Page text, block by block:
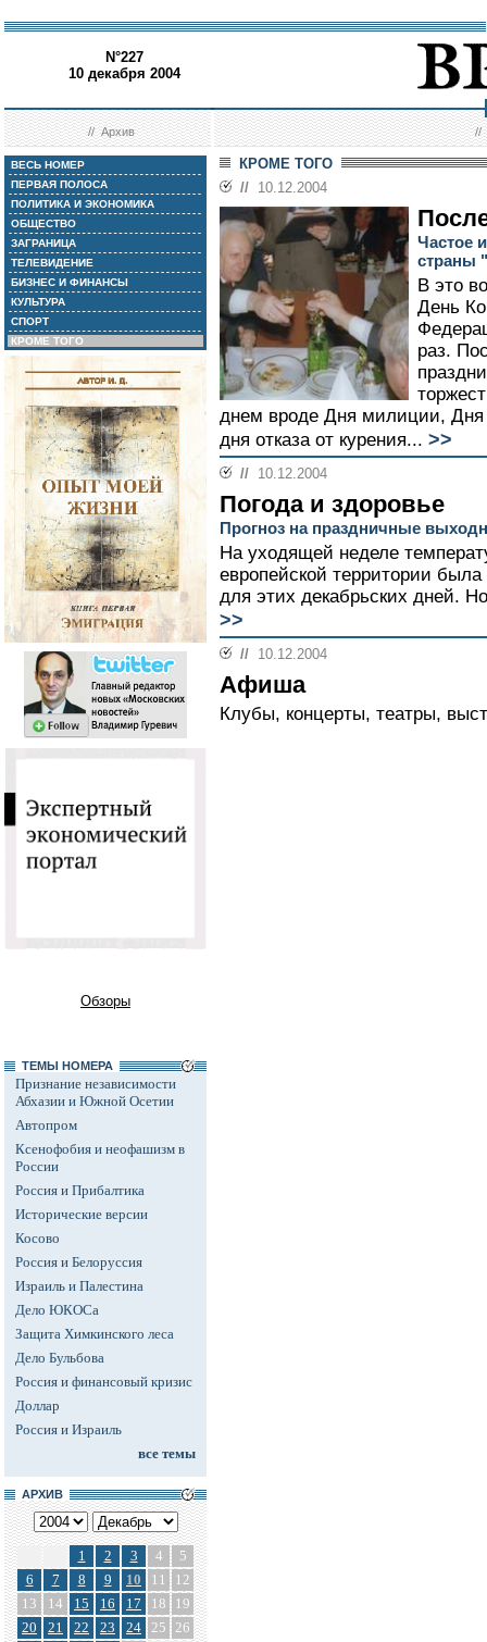
N°227
10 декабря 2004
//Архив //
ВЕСЬ НОМЕР
ПЕРВАЯ ПОЛОСА
ПОЛИТИКА И ЭКОНОМИКА
ОБЩЕСТВО
ЗАГРАНИЦА
ТЕЛЕВИДЕНИЕ
БИЗНЕС И ФИНАНСЫ
КУЛЬТУРА
СПОРТ
КРОМЕ ТОГО
Обзоры
ТЕМЫ НОМЕРА
Признание независимости
Абхазии и Южной Осетии
Автопром
Ксенофобия и неофашизм в
России
Россия и Прибалтика
Исторические версии
Косово
Россия и Белоруссия
Израиль и Палестина
Дело ЮКОСа
Защита Химкинского леса
Дело Бульбова
Россия и финансовый кризис
Доллар
Россия и Израиль
все темы
АРХИВ
1 2 3 4
5
6
7 8 9 10 11
12
13
14 15 16 17 18
19
20
21 22 23 24 25 26
КРОМЕ ТОГО
// 10.12.2004
Частое
страны
В это
День
раз.
днем вроде Дня милиции,
дня отказа от курения... >>
// 10.12.2004
Погода и здоровье
Прогноз на праздничные
На уходящей неделе
европейской территории
для этих декабрьских дней.
>>
// 10.12.2004
Афиша
Клубы, концерты, театры,